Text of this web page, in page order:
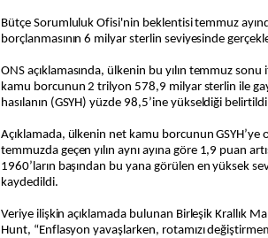
Bütçe Sorumluluk Ofisi'nin beklentisi temmuz
borçlanmasının 6 milyar sterlin seviyesinde
ONS açıklamasında, ülkenin bu yılın temmuz
kamu borcunun 2 trilyon 578,9 milyar sterlin ile
hasılanın (GSYH) yüzde 98,5’ine yükseldiği
Açıklamada, ülkenin net kamu borcunun GSYH’ye
temmuzda geçen yılın aynı ayına göre 1,9 puan
1960’ların başından bu yana görülen en yüksek
kaydedildi.
Veriye ilişkin açıklamada bulunan Birleşik Krallık
Hunt, “Enflasyon yavaşlarken, rotamızı